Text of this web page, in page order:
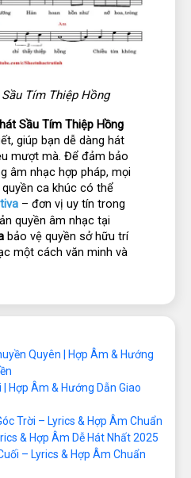
Tím Thiệp Hồng
Sầu Tím Thiệp Hồng
giúp bạn dễ dàng hát
mượt mà. Để đảm bảo
âm nhạc hợp pháp, mọi
ca khúc có thể
– đơn vị uy tín trong
quyền âm nhạc tại
bảo vệ quyền sở hữu trí
một cách văn minh và
Quyên | Hợp Âm & Hướng
| Hợp Âm & Hướng Dẫn Giao
Trời – Lyrics & Hợp Âm Chuẩn
& Hợp Âm Dễ Hát Nhất 2025
– Lyrics & Hợp Âm Chuẩn